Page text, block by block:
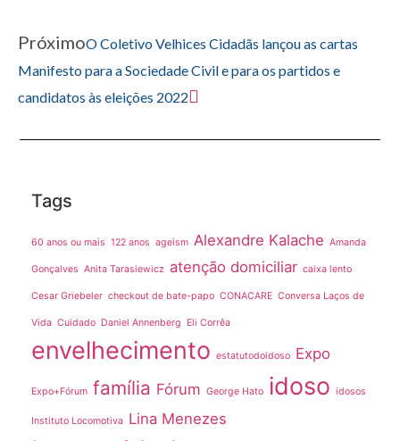
PróximoO Coletivo Velhices Cidadãs lançou as cartas
Manifesto para a Sociedade Civil e para os partidos e
candidatos às eleições 2022
Tags
60 anos ou mais 122 anos ageism Alexandre Kalache Amanda
Gonçalves Anita Tarasiewicz atenção domiciliar caixa lento
Cesar Griebeler checkout de bate-papo CONACARE Conversa Laços de
Vida Cuidado Daniel Annenberg Eli Corrêa
envelhecimento estatutodoidoso Expo
Expo+Fórum família Fórum George Hato idoso idosos
Instituto Locomotiva Lina Menezes